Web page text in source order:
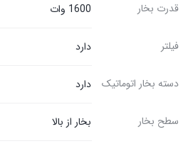
قدرت بخار 1600 وات
فیلتر دارد
دسته بخار اتوماتیک دارد
سطح بخار بخار از بالا